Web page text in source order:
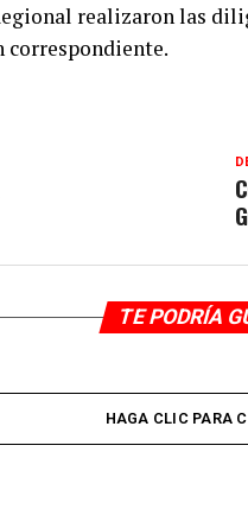
realizaron las
correspondiente.
TE PODRÍA
HAGA CLIC PARA